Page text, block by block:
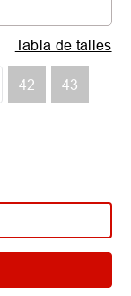
42 43
Tabla de talles